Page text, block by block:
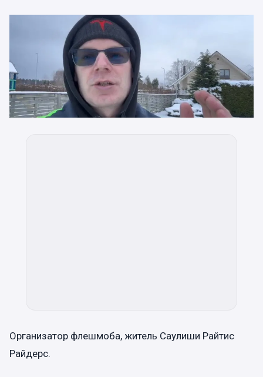
Организатор флешмоба, житель Саулиши Райтис
Райдерс.